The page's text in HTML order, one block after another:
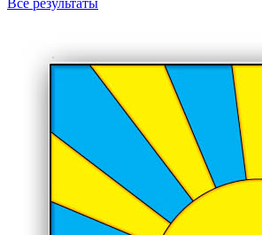
Все результаты